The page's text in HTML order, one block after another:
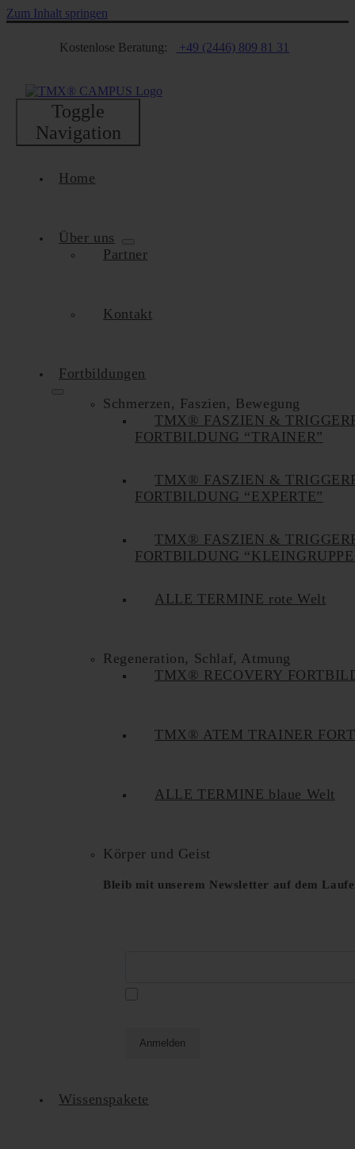
Zum Inhalt springen
Kostenlose Beratung: +49 (2446) 809 81 31
Toggle
Navigation
Home
Über uns
Partner
Kontakt
Fortbildungen
Schmerzen, Faszien, Bewegung
TMX® FASZIEN &
FORTBILDUNG “TRAINER”
TMX® FASZIEN &
FORTBILDUNG “EXPERTE”
TMX® FASZIEN &
FORTBILDUNG
ALLE TERMINE rote Welt
Regeneration, Schlaf, Atmung
TMX® RECOVERY
TMX® ATEM TRAINER
ALLE TERMINE blaue Welt
Körper und Geist
Bleib mit unserem Newsletter auf dem
Anmelden
Wissenspakete